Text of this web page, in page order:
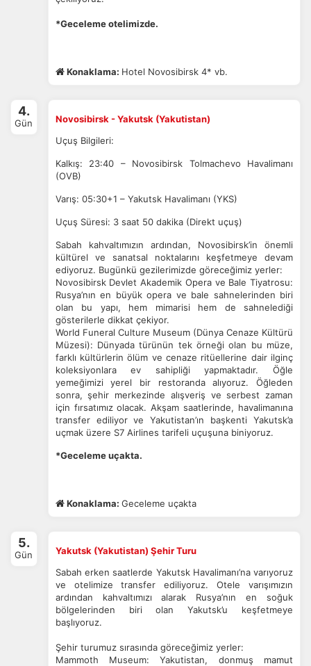
*Geceleme otelimizde.
Konaklama: Hotel Novosibirsk 4* vb.
4.
Gün
Novosibirsk - Yakutsk (Yakutistan)
Uçuş Bilgileri:
Kalkış: 23:40 – Novosibirsk Tolmachevo Havalimanı
(OVB)
Varış: 05:30+1 – Yakutsk Havalimanı (YKS)
Uçuş Süresi: 3 saat 50 dakika (Direkt uçuş)
Sabah kahvaltımızın ardından, Novosibirsk’in önemli
kültürel ve sanatsal noktalarını keşfetmeye devam
ediyoruz. Bugünkü gezilerimizde göreceğimiz yerler:
Novosibirsk Devlet Akademik Opera ve Bale Tiyatrosu:
Rusya’nın en büyük opera ve bale sahnelerinden biri
olan bu yapı, hem mimarisi hem de sahnelediği
gösterilerle dikkat çekiyor.
World Funeral Culture Museum (Dünya Cenaze Kültürü
Müzesi): Dünyada türünün tek örneği olan bu müze,
farklı kültürlerin ölüm ve cenaze ritüellerine dair ilginç
koleksiyonlara ev sahipliği yapmaktadır. Öğle
yemeğimizi yerel bir restoranda alıyoruz. Öğleden
sonra, şehir merkezinde alışveriş ve serbest zaman
için fırsatımız olacak.Akşam saatlerinde, havalimanına
transfer ediliyor ve Yakutistan’ın başkenti Yakutsk’a
uçmak üzere S7 Airlines tarifeli uçuşuna biniyoruz.
*Geceleme uçakta.
Konaklama: Geceleme uçakta
5.
Gün
Yakutsk (Yakutistan) Şehir Turu
Sabah erken saatlerde Yakutsk Havalimanı’na varıyoruz
ve otelimize transfer ediliyoruz. Otele varışımızın
ardından kahvaltımızı alarak Rusya’nın en soğuk
bölgelerinden biri olan Yakutsk’u keşfetmeye
başlıyoruz.
Şehir turumuz sırasında göreceğimiz yerler:
Mammoth Museum: Yakutistan, donmuş mamut